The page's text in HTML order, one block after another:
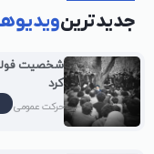
جدیدترین
شخصیت
کرد
حرکت عمومی